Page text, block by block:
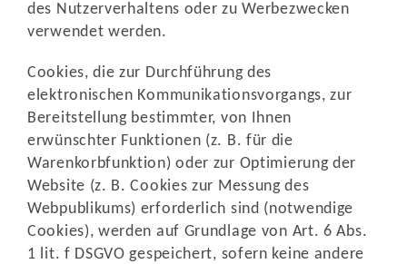
des Nutzerverhaltens oder zu Werbezwecken
verwendet werden.
Cookies, die zur Durchführung des
elektronischen Kommunikationsvorgangs, zur
Bereitstellung bestimmter, von Ihnen
erwünschter Funktionen (z. B. für die
Warenkorbfunktion) oder zur Optimierung der
Website (z. B. Cookies zur Messung des
Webpublikums) erforderlich sind (notwendige
Cookies), werden auf Grundlage von Art. 6 Abs.
1 lit. f DSGVO gespeichert, sofern keine andere